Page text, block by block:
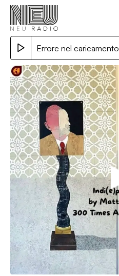
Errore nel caricamento